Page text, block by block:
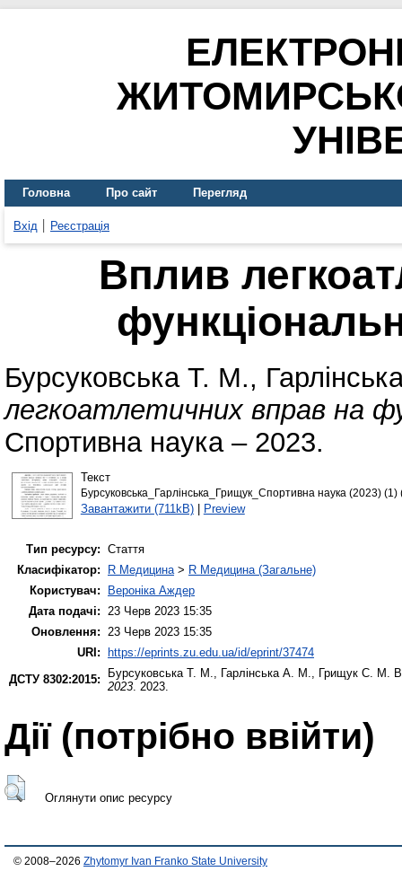
Головна Про сайт Перегляд
Вхід Реєстрація
Вплив
Бурсуковська Т. М.,
легкоатлетичних вправ на
Спортивна наука – 2023.
Текст
Бурсуковська_Гарлінська_Грищук_Спортивна наука (2023) (1)
Завантажити (711kB)| Preview
Тип ресурсу: Стаття
Класифікатор:
R Медицина> R Медицина (Загальне)
Користувач:
Вероніка Аждер
Дата подачі: 23 Черв 2023 15:35
Оновлення: 23 Черв 2023 15:35
URI:
https://eprints.zu.edu.ua/id/eprint/37474
ДСТУ 8302:2015:
Бурсуковська Т. М., Гарлінська А. М., Грищук С. М.
2023. 2023.
Дії ​​(потрібно ввійти)
Оглянути опис ресурсу
© 2008–2026 Zhytomyr Ivan Franko State University